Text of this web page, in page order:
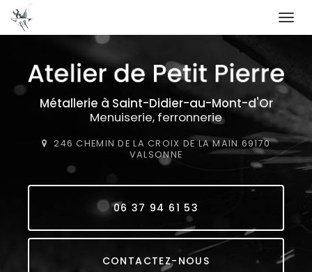
contenu
principalMétallerie à Saint-Didier-au-Mont-d'Or
Menuiserie, ferronnerie
246 CHEMIN DE LA CROIX DE LA MAIN 69170
VALSONNE
06 37 94 61 53
CONTACTEZ-NOUS